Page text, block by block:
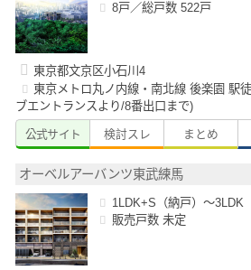
8戸／総戸数 522戸
東京都文京区小石川4
東京メトロ丸ノ内線・南北線 後楽園 駅
ブエントランスより/8番出口まで)
公式サイト 検討スレ まとめ
オーベルアーバンツ東武練馬
1LDK+S（納戸）～3LDK
販売戸数 未定